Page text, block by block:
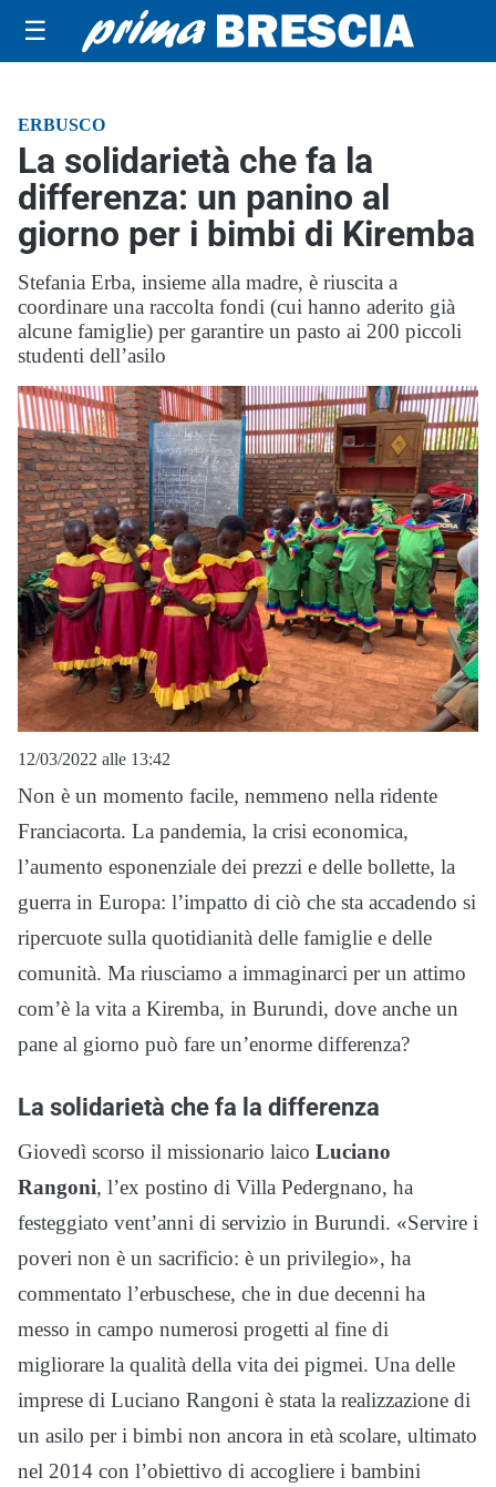
☰
ERBUSCO
La solidarietà che fa la
differenza: un panino al
giorno per i bimbi di Kiremba
Stefania Erba, insieme alla madre, è riuscita a
coordinare una raccolta fondi (cui hanno aderito già
alcune famiglie) per garantire un pasto ai 200 piccoli
studenti dell’asilo
12/03/2022 alle 13:42
Non è un momento facile, nemmeno nella ridente
Franciacorta. La pandemia, la crisi economica,
l’aumento esponenziale dei prezzi e delle bollette, la
guerra in Europa: l’impatto di ciò che sta accadendo si
ripercuote sulla quotidianità delle famiglie e delle
comunità. Ma riusciamo a immaginarci per un attimo
com’è la vita a Kiremba, in Burundi, dove anche un
pane al giorno può fare un’enorme differenza?
La solidarietà che fa la differenza
Giovedì scorso il missionario laico Luciano
Rangoni, l’ex postino di Villa Pedergnano, ha
festeggiato vent’anni di servizio in Burundi. «Servire i
poveri non è un sacrificio: è un privilegio», ha
commentato l’erbuschese, che in due decenni ha
messo in campo numerosi progetti al fine di
migliorare la qualità della vita dei pigmei. Una delle
imprese di Luciano Rangoni è stata la realizzazione di
un asilo per i bimbi non ancora in età scolare, ultimato
nel 2014 con l’obiettivo di accogliere i bambini